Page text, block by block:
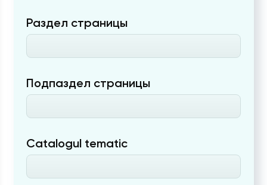
Раздел страницы
Подпаздел страницы
Catalogul tematic